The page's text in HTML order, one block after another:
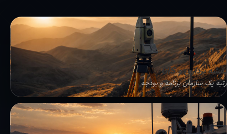
نقشه برداری و GIS
رتبه یک سازمان برنامه و بودجه